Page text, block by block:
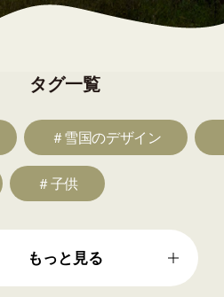
タグ一覧
＃雪国のデザイン
＃子供
もっと見る